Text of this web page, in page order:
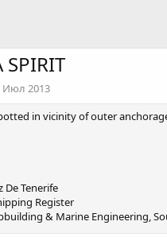
SPIRIT
Июл 2013
in vicinity of outer
De Tenerife
Register
& Marine Engineering,